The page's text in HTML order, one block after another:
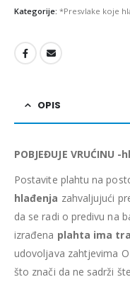
Kategorije: *Presvlake koje
OPIS
POBJEĐUJE VRUĆINU
Postavite plahtu na
hlađenja zahvaljujući
da se radi o predivu na
izrađena plahta ima
udovoljava zahtjevima
što znači da ne sadrži